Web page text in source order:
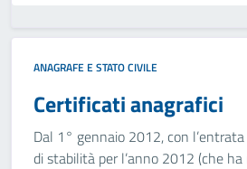
ANAGRAFE E STATO CIVILE
Certificati anagrafici
Dal 1° gennaio 2012, con
di stabilità per l’anno 2012 (che